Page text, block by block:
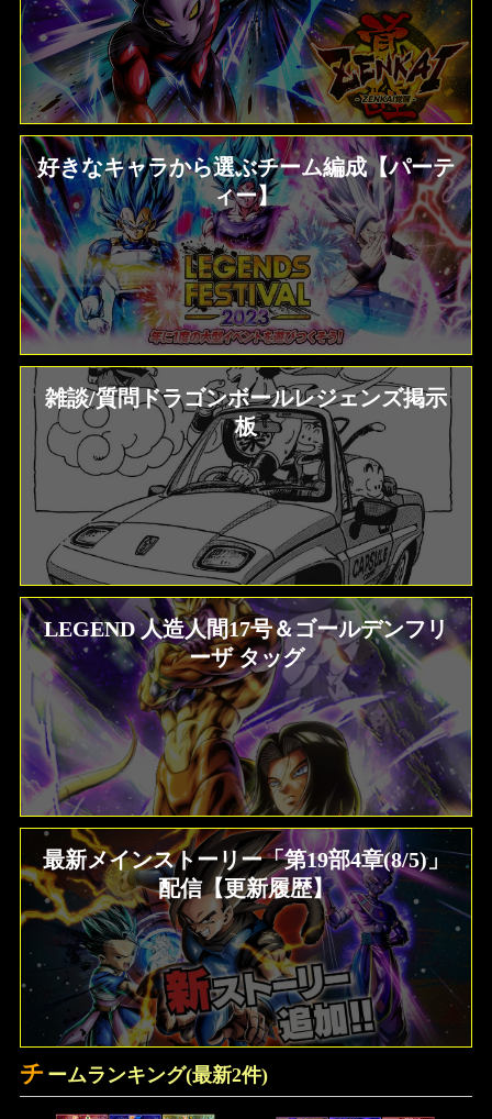
好きなキャラから選ぶチーム編成【パーテ
ィー】
雑談/質問ドラゴンボールレジェンズ掲示
板
LEGEND 人造人間17号＆ゴールデンフリ
ーザ タッグ
最新メインストーリー「第19部4章(8/5)」
配信【更新履歴】
チ ームランキング(最新2件)